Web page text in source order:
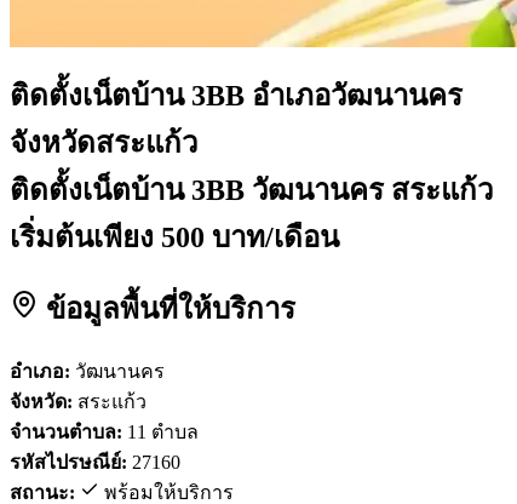
ติดตั้งเน็ตบ้าน 3BB อำเภอวัฒนานคร
จังหวัดสระแก้ว
ติดตั้งเน็ตบ้าน 3BB วัฒนานคร สระแก้ว
เริ่มต้นเพียง 500 บาท/เดือน
ข้อมูลพื้นที่ให้บริการ
อำเภอ: วัฒนานคร
จังหวัด: สระแก้ว
จำนวนตำบล: 11 ตำบล
รหัสไปรษณีย์: 27160
สถานะ:
พร้อมให้บริการ